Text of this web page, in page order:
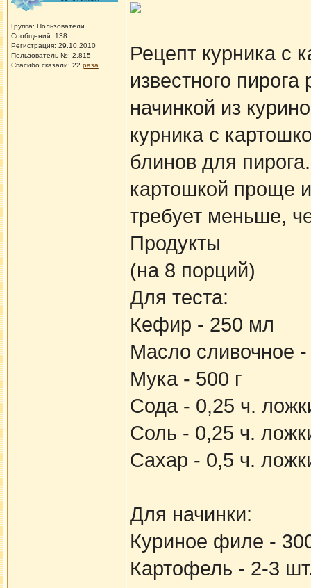
Группа: Пользователи
Сообщений: 138
Регистрация: 29.10.2010
Пользователь №: 2,815
Спасибо сказали: 22 раза
Рецепт курника с
известного
начинкой из
курника с
блинов для
картошкой проще
требует меньше,
Продукты
(на 8 порций)
Для теста:
Кефир - 250 мл
Масло сливочное -
Мука - 500 г
Сода - 0,25 ч.
Соль - 0,25 ч.
Сахар - 0,5 ч.
Для начинки:
Куриное филе -
Картофель - 2-3